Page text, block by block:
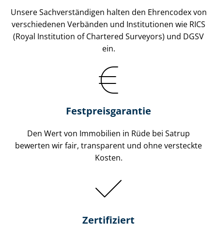
Unsere Sach­ver­stän­di­gen halten den Ehrencodex von
verschiedenen Verbänden und Institutionen wie RICS
(Royal Institution of Chartered Surveyors) und DGSV
ein.
Festpreis​garantie
Den Wert von Immobilien in Rüde bei Satrup
bewerten wir fair, transparent und ohne versteckte
Kosten.
Zertifiziert